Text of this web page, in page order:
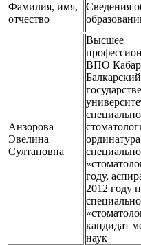
Фамилия, имя,
отчество
Сведения
Анзорова
Эвелина
Султановна
Высшее
ВПО
Балкарский
году,
2012 году
кандидат
наук